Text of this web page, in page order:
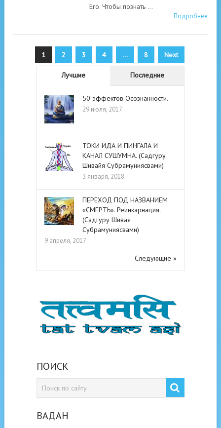
Его. Чтобы познать …
Подробнее
Пагинация
записей
1 2 3 4 … 8 Next
Лучшие Последние
50 эффектов Осознанности.
29 июля, 2017
ТОКИ ИДА И ПИНГАЛА И
КАНАЛ СУШУМНА. (Садгуру
Шивайя Субрамуниясвами)
3 января, 2018
ПЕРЕХОД ПОД НАЗВАНИЕМ
«СМЕРТЬ». Реинкарнация.
(Садгуру Шивая
Субрамуниясвами)
9 апреля, 2017
Следующие »
ПОИСК
ВАДАН